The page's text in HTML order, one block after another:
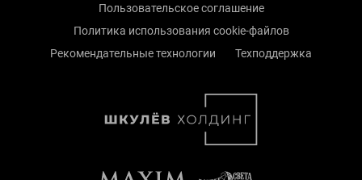
Пользовательское соглашение
Политика использования cookie-файлов
Рекомендательные технологии
Техподдержка